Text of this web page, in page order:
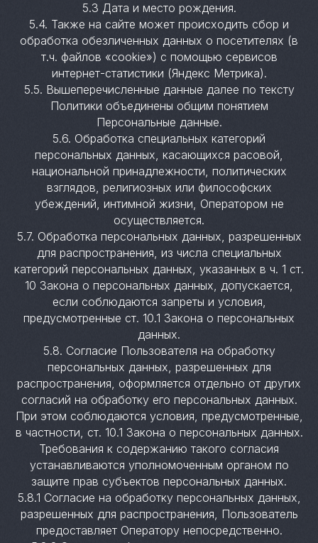
5.3 Дата и место рождения.
5.4. Также на сайте может происходить сбор и
обработка обезличенных данных о посетителях (в
т.ч. файлов «cookie») с помощью сервисов
интернет-статистики (Яндекс Метрика).
5.5. Вышеперечисленные данные далее по тексту
Политики объединены общим понятием
Персональные данные.
5.6. Обработка специальных категорий
персональных данных, касающихся расовой,
национальной принадлежности, политических
взглядов, религиозных или философских
убеждений, интимной жизни, Оператором не
осуществляется.
5.7. Обработка персональных данных, разрешенных
для распространения, из числа специальных
категорий персональных данных, указанных в ч. 1 ст.
10 Закона о персональных данных, допускается,
если соблюдаются запреты и условия,
предусмотренные ст. 10.1 Закона о персональных
данных.
5.8. Согласие Пользователя на обработку
персональных данных, разрешенных для
распространения, оформляется отдельно от других
согласий на обработку его персональных данных.
При этом соблюдаются условия, предусмотренные,
в частности, ст. 10.1 Закона о персональных данных.
Требования к содержанию такого согласия
устанавливаются уполномоченным органом по
защите прав субъектов персональных данных.
5.8.1 Согласие на обработку персональных данных,
разрешенных для распространения, Пользователь
предоставляет Оператору непосредственно.